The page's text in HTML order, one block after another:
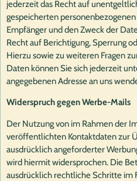
jederzeit das Recht auf
gespeicherten
Empfänger und den Zweck der
Recht auf Berichtigung, Sperrung
Hierzu sowie zu weiteren Fragen
Daten können Sie sich jederzeit
angegebenen Adresse an uns
Widerspruch gegen Werbe-Mails
Der Nutzung von im Rahmen der
veröffentlichten Kontaktdaten zur
ausdrücklich angeforderter
wird hiermit widersprochen. Die
ausdrücklich rechtliche Schritte im